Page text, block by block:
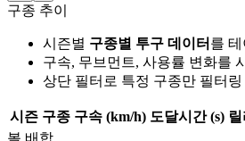
구종 추이
시즌별 구종별 투구 데이터 를
구속, 무브먼트, 사용률 변화를
상단 필터로 특정 구종만 필터링
시즌 구종 구속 (km/h) 도달시간 (s)
볼 배합